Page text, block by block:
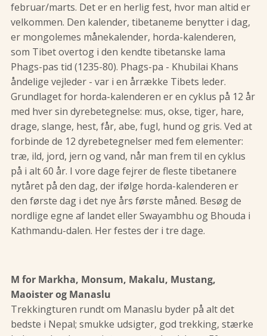
februar/marts. Det er en herlig fest, hvor man altid er
velkommen. Den kalender, tibetaneme benytter i dag,
er mongolemes månekalender, horda-kalenderen,
som Tibet overtog i den kendte tibetanske lama
Phags-pas tid (1235-80). Phags-pa - Khubilai Khans
åndelige vejleder - var i en årrække Tibets leder.
Grundlaget for horda-kalenderen er en cyklus på 12 år
med hver sin dyrebetegnelse: mus, okse, tiger, hare,
drage, slange, hest, får, abe, fugl, hund og gris. Ved at
forbinde de 12 dyrebetegnelser med fem elementer:
træ, ild, jord, jern og vand, når man frem til en cyklus
på i alt 60 år. I vore dage fejrer de fleste tibetanere
nytåret på den dag, der ifølge horda-kalenderen er
den første dag i det nye års første måned. Besøg de
nordlige egne af landet eller Swayambhu og Bhouda i
Kathmandu-dalen. Her festes der i tre dage.
M for Markha, Monsum, Makalu, Mustang,
Maoister og Manaslu
Trekkingturen rundt om Manaslu byder på alt det
bedste i Nepal; smukke udsigter, god trekking, stærke